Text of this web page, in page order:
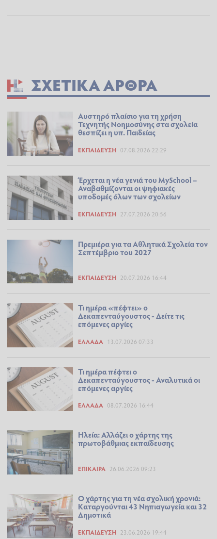
ΣΧΕΤΙΚΆ ΆΡΘΡΑ
Αυστηρό πλαίσιο για τη χρήση
Τεχνητής Νοημοσύνης στα σχολεία
θεσπίζει η υπ. Παιδείας
ΕΚΠΑΊΔΕΥΣΗ 07.08.2026 22:29
Έρχεται η νέα γενιά του MySchool –
Αναβαθμίζονται οι ψηφιακές
υποδομές όλων των σχολείων
ΕΚΠΑΊΔΕΥΣΗ 27.07.2026 20:56
Πρεμιέρα για τα Αθλητικά Σχολεία τον
Σεπτέμβριο του 2027
ΕΚΠΑΊΔΕΥΣΗ 20.07.2026 16:44
Τι ημέρα «πέφτει» ο
Δεκαπενταύγουστος - Δείτε τις
επόμενες αργίες
ΕΛΛΆΔΑ 13.07.2026 07:33
Τι ημέρα πέφτει ο
Δεκαπενταύγουστος - Αναλυτικά οι
επόμενες αργίες
ΕΛΛΆΔΑ 08.07.2026 16:44
Ηλεία: Αλλάζει ο χάρτης της
πρωτοβάθμιας εκπαίδευσης
ΕΠΊΚΑΙΡΑ 26.06.2026 09:23
Ο χάρτης για τη νέα σχολική χρονιά:
Καταργούνται 43 Νηπιαγωγεία και 32
Δημοτικά
ΕΚΠΑΊΔΕΥΣΗ 23.06.2026 19:44